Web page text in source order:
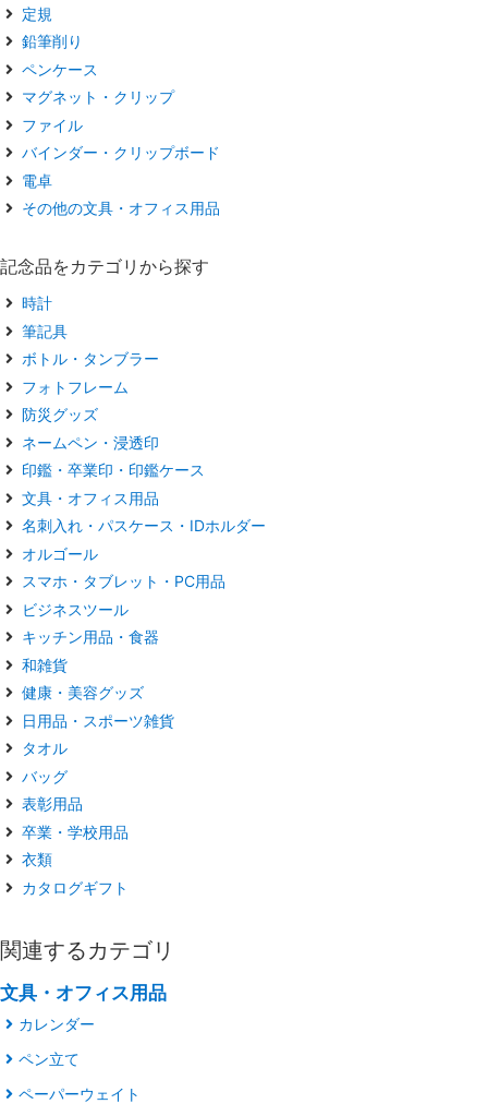
定規
鉛筆削り
ペンケース
マグネット・クリップ
ファイル
バインダー・クリップボード
電卓
その他の文具・オフィス用品
記念品をカテゴリから探す
時計
筆記具
ボトル・タンブラー
フォトフレーム
防災グッズ
ネームペン・浸透印
印鑑・卒業印・印鑑ケース
文具・オフィス用品
名刺入れ・パスケース・IDホルダー
オルゴール
スマホ・タブレット・PC用品
ビジネスツール
キッチン用品・食器
和雑貨
健康・美容グッズ
日用品・スポーツ雑貨
タオル
バッグ
表彰用品
卒業・学校用品
衣類
カタログギフト
関連するカテゴリ
文具・オフィス用品
カレンダー
ペン立て
ペーパーウェイト